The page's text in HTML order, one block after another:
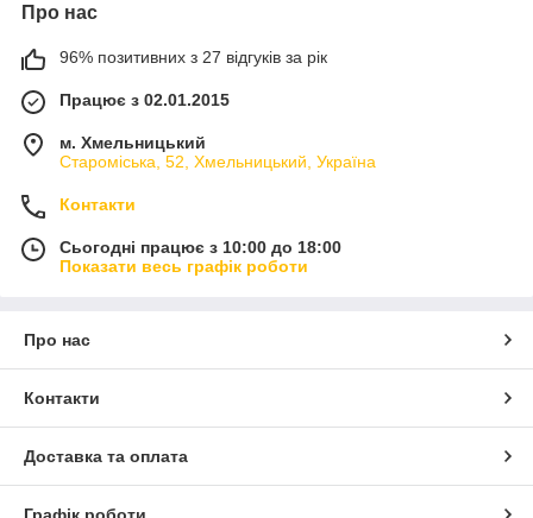
Про нас
96% позитивних з 27 відгуків за рік
Працює з 02.01.2015
м. Хмельницький
Староміська, 52, Хмельницький, Україна
Контакти
Сьогодні працює з 10:00 до 18:00
Показати весь графік роботи
Про нас
Контакти
Доставка та оплата